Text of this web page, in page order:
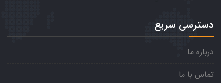
دسترسی سریع
درباره ما
تماس با ما